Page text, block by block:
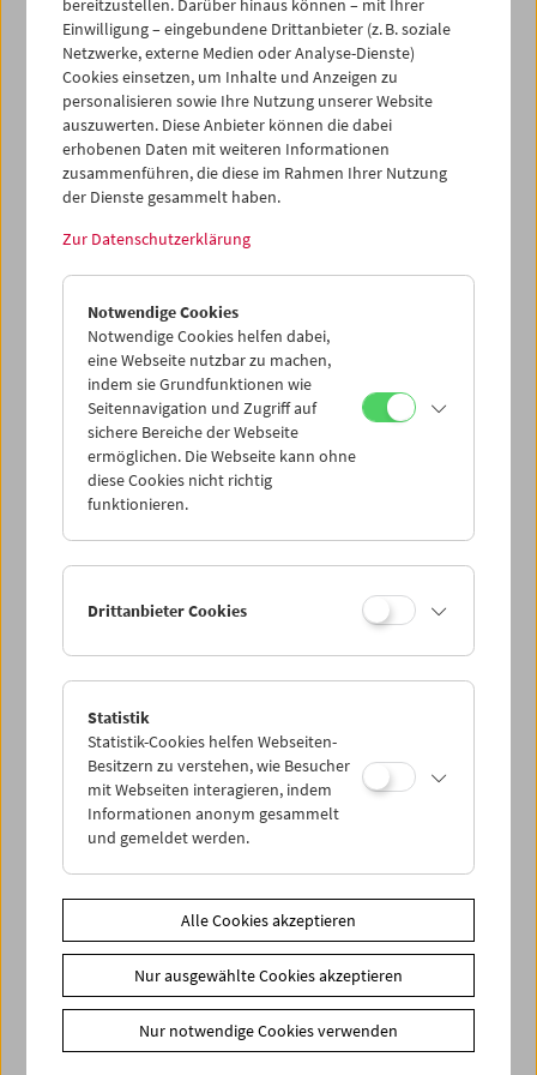
Nachrichtenmagazin profil organisierter Abend
statt, bestehendaus dem Pilotfilm der Serie
Tanner '88und einem Gespräch mit dem US-Experten und
profil-Außenpolitik-ChefGeorg Hoffmann-Ostenhof
Moderation übernahmStefan Grissemann.
ProgrammFebruar 2012 - Robert Altman
< zurück zur Übersicht
Share on
News
Fotos unserer Gäste
Gästebuch
bereitzustellen. Darüber hinaus können – mit Ihrer
Einwilligung – eingebundene Drittanbieter (z. B. soziale
Netzwerke, externe Medien oder Analyse-Dienste)
Cookies einsetzen, um Inhalte und Anzeigen zu
personalisieren sowie Ihre Nutzung unserer Website
auszuwerten. Diese Anbieter können die dabei
erhobenen Daten mit weiteren Informationen
zusammenführen, die diese im Rahmen Ihrer Nutzung
der Dienste gesammelt haben.
Zur Datenschutzerklärung
Notwendige Cookies
Notwendige Cookies helfen dabei,
eine Webseite nutzbar zu machen,
indem sie Grundfunktionen wie
Seitennavigation und Zugriff auf
sichere Bereiche der Webseite
ermöglichen. Die Webseite kann ohne
diese Cookies nicht richtig
funktionieren.
Drittanbieter Cookies
Statistik
Statistik-Cookies helfen Webseiten-
Besitzern zu verstehen, wie Besucher
mit Webseiten interagieren, indem
Informationen anonym gesammelt
und gemeldet werden.
Alle Cookies akzeptieren
Nur ausgewählte Cookies akzeptieren
Nur notwendige Cookies verwenden